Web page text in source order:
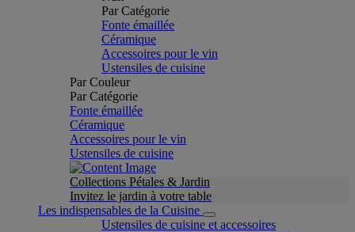
Par Catégorie
Fonte émaillée
Céramique
Accessoires pour le vin
Ustensiles de cuisine
Par Couleur
Par Catégorie
Fonte émaillée
Céramique
Accessoires pour le vin
Ustensiles de cuisine
Collections Pétales & Jardin
Invitez le jardin à votre table
Les indispensables de la Cuisine
Ustensiles de cuisine et accessoires